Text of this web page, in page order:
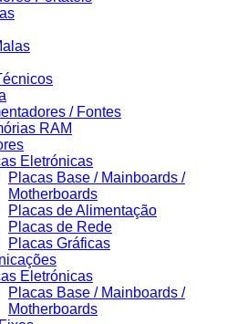
/ Fontes
RAM
Eletrónicas
Placas Base / Mainboards /
Motherboards
Placas de Alimentação
Placas de Rede
Placas Gráficas
Eletrónicas
Placas Base / Mainboards /
Motherboards